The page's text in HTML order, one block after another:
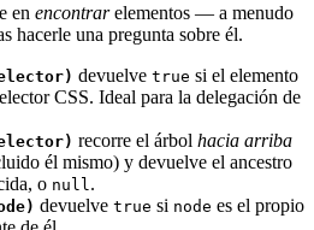
en encontrarelementos — a menudo
hacerle una pregunta sobre él.
devuelve true si el elemento
CSS. Ideal para la delegación de
recorre el árbol hacia arriba
él mismo) y devuelve el ancestro
o null .
devuelve true si node es el propio